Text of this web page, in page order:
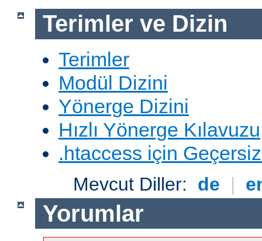
Terimler ve Dizin
Terimler
Modül Dizini
Yönerge Dizini
Hızlı Yönerge Kılavuzu
.htaccess için
Mevcut Diller: de |
Yorumlar